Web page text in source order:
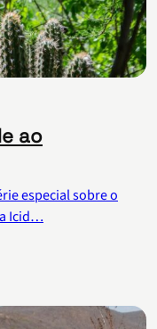
ao
especial sobre o
Icid…